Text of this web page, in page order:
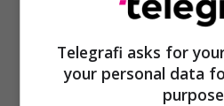
Telegrafi asks for
your personal data